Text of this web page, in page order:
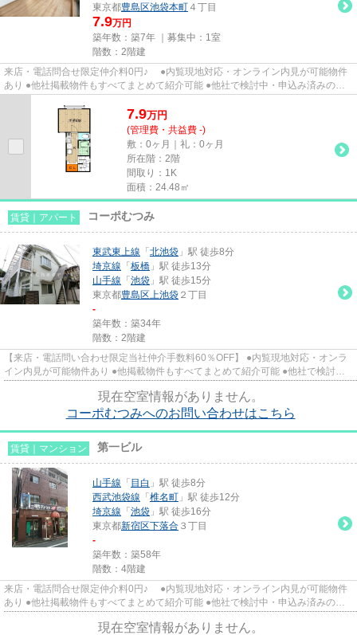
東京都豊島区池袋本町 ４丁目
7.9万円
築年数：築7年 ｜募集中： 1室
階数：2階建
来店・電話問合せ限定仲介料0円♪ ●内覧現地対応・オンライン内見が可能物件
あり ●他社掲載物件もすべてまとめて紹介可能 ●他社で検討中・申込み済みのお
7.9万円
(管理費・共益費 -)
敷：0ヶ月｜礼：0ヶ月
所在階：2階
間取り：1K
面積：24.48㎡
賃貸｜アパート コーポむつみ
東武東上線 「 北池袋 」駅 徒歩8分
埼京線 「 板橋 」駅 徒歩13分
山手線 「 池袋 」駅 徒歩15分
東京都豊島区上池袋 ２丁目
-
築年数：築34年
階数：2階建
【来店・電話問い合わせ限定当社仲介手数料60％OFF】 ●内覧現地対応・オンラ
イン内見が可能物件あり ●他掲載物件もすべてまとめて紹介可能 ●他社で検討
現在空室情報がありません。
コーポむつみへのお問い合わせはこちら
賃貸｜マンション 第一ビル
山手線 「 目白 」駅 徒歩8分
西武池袋線 「 椎名町 」駅 徒歩12分
埼京線 「 池袋 」駅 徒歩16分
東京都新宿区下落合 ３丁目
-
築年数：築58年
階数：4階建
来店・電話問合せ限定仲介料0円♪ ●内覧現地対応・オンライン内見が可能物件
あり ●他社掲載物件もすべてまとめて紹介可能 ●他社で検討中・申込み済みのお
現在空室情報がありません。